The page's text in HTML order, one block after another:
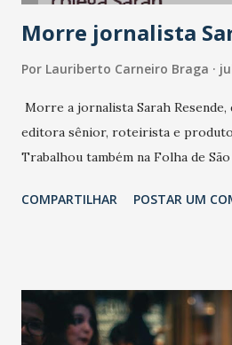
Morre jornalista
Por Lauriberto Carneiro Braga
Morre a jornalista Sarah Resende,
editora sênior, roteirista e
Trabalhou também na Folha de São
COMPARTILHAR POSTAR UM